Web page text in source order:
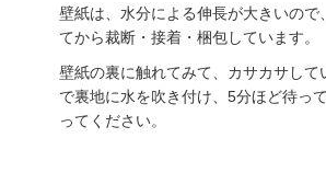
壁紙は、水分による伸長が大きいので
てから裁断・接着・梱包しています。
壁紙の裏に触れてみて、カサカサして
で裏地に水を吹き付け、5分ほど待っ
ってください。